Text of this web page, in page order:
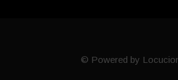
© Powered by